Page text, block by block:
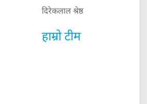
दिरेकलाल श्रेष्ठ
हाम्रो टीम